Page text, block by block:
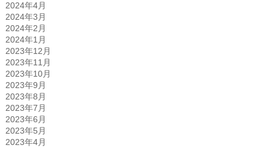
2024年4月
2024年3月
2024年2月
2024年1月
2023年12月
2023年11月
2023年10月
2023年9月
2023年8月
2023年7月
2023年6月
2023年5月
2023年4月